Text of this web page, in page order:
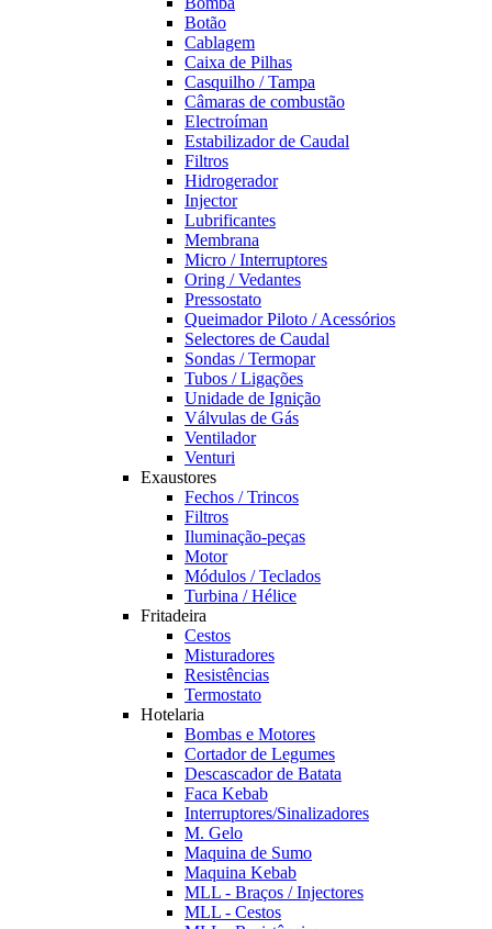
Botão
Cablagem
Caixa de Pilhas
Casquilho / Tampa
Câmaras de combustão
Electroíman
Estabilizador de Caudal
Filtros
Hidrogerador
Injector
Lubrificantes
Membrana
Micro / Interruptores
Oring / Vedantes
Pressostato
Queimador Piloto / Acessórios
Selectores de Caudal
Sondas / Termopar
Tubos / Ligações
Unidade de Ignição
Válvulas de Gás
Ventilador
Venturi
Exaustores
Fechos / Trincos
Filtros
Iluminação-peças
Motor
Módulos / Teclados
Turbina / Hélice
Fritadeira
Cestos
Misturadores
Resistências
Termostato
Hotelaria
Bombas e Motores
Cortador de Legumes
Descascador de Batata
Faca Kebab
Interruptores/Sinalizadores
M. Gelo
Maquina de Sumo
Maquina Kebab
MLL - Braços / Injectores
MLL - Cestos